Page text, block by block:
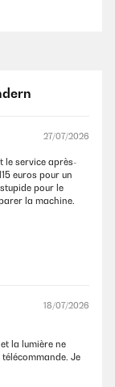
27/07/2026
le service après-
euros pour un
pour le
la machine.
18/07/2026
la lumière ne
Je